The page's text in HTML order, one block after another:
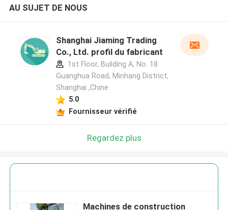
AU SUJET DE NOUS
Shanghai Jiaming Trading
Co., Ltd. profil du fabricant
1st Floor, Building A, No. 18
Guanghua Road, Minhang District,
Shanghai ,Chine
5.0
Fournisseur vérifié
Regardez plus
Machines de construction